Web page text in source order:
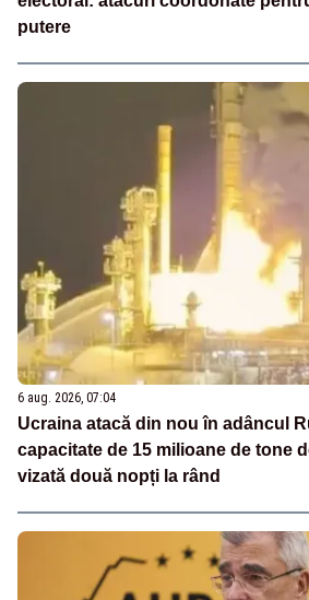
putere
6 aug. 2026, 07:04
Ucraina atacă din nou în adâncul
capacitate de 15 milioane de tone
vizată două nopți la rând